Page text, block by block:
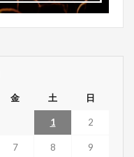
金 土 日
1 2
7 8 9